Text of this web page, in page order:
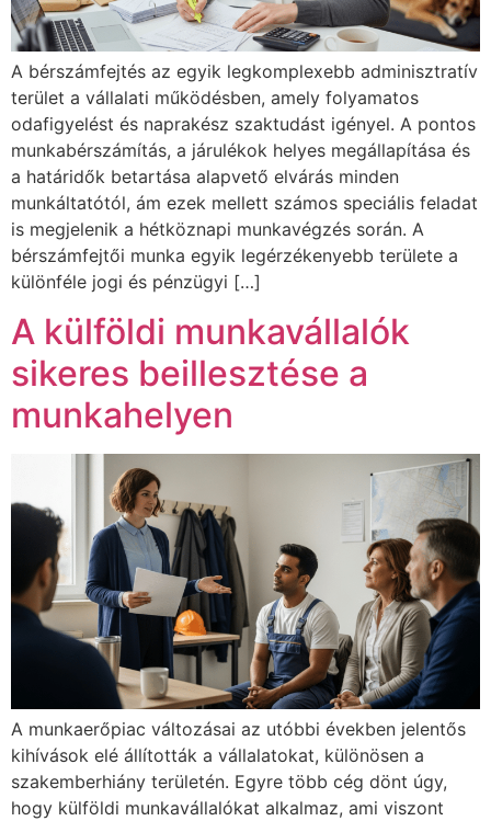
A bérszámfejtés az egyik legkomplexebb adminisztratív
terület a vállalati működésben, amely folyamatos
odafigyelést és naprakész szaktudást igényel. A pontos
munkabérszámítás, a járulékok helyes megállapítása és
a határidők betartása alapvető elvárás minden
munkáltatótól, ám ezek mellett számos speciális feladat
is megjelenik a hétköznapi munkavégzés során. A
bérszámfejtői munka egyik legérzékenyebb területe a
különféle jogi és pénzügyi […]
A külföldi munkavállalók
sikeres beillesztése a
munkahelyen
A munkaerőpiac változásai az utóbbi években jelentős
kihívások elé állították a vállalatokat, különösen a
szakemberhiány területén. Egyre több cég dönt úgy,
hogy külföldi munkavállalókat alkalmaz, ami viszont